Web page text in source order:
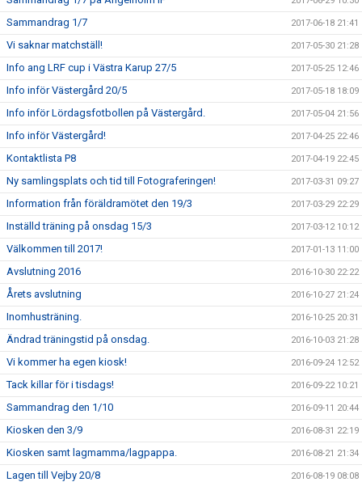
Sammandrag 1/7 2017-06-18 21:41
Vi saknar matchställ! 2017-05-30 21:28
Info ang LRF cup i Västra Karup 27/5 2017-05-25 12:46
Info inför Västergård 20/5 2017-05-18 18:09
Info inför Lördagsfotbollen på Västergård. 2017-05-04 21:56
Info inför Västergård! 2017-04-25 22:46
Kontaktlista P8 2017-04-19 22:45
Ny samlingsplats och tid till Fotograferingen! 2017-03-31 09:27
Information från föräldramötet den 19/3 2017-03-29 22:29
Inställd träning på onsdag 15/3 2017-03-12 10:12
Välkommen till 2017! 2017-01-13 11:00
Avslutning 2016 2016-10-30 22:22
Årets avslutning 2016-10-27 21:24
Inomhusträning. 2016-10-25 20:31
Ändrad träningstid på onsdag. 2016-10-03 21:28
Vi kommer ha egen kiosk! 2016-09-24 12:52
Tack killar för i tisdags! 2016-09-22 10:21
Sammandrag den 1/10 2016-09-11 20:44
Kiosken den 3/9 2016-08-31 22:19
Kiosken samt lagmamma/lagpappa. 2016-08-21 21:34
Lagen till Vejby 20/8 2016-08-19 08:08